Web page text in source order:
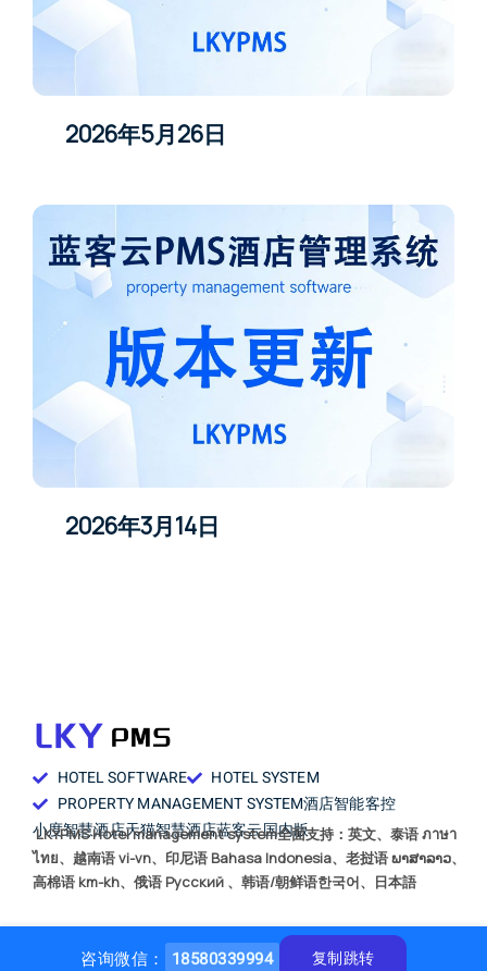
2026年5月26日
2026年3月14日
HOTEL SOFTWARE
HOTEL SYSTEM
PROPERTY MANAGEMENT SYSTEM酒店智能客控
小度智慧酒店天猫智慧酒店蓝客云国内版
LKYPMS Hotel management system全面支持：英文、泰语 ภาษา
ไทย、越南语 vi-vn、印尼语 Bahasa Indonesia、老挝语 ພາສາລາວ、
高棉语 km-kh、俄语 Русский 、韩语/朝鲜语한국어、日本語
咨询微信： 18580339994 复制跳转